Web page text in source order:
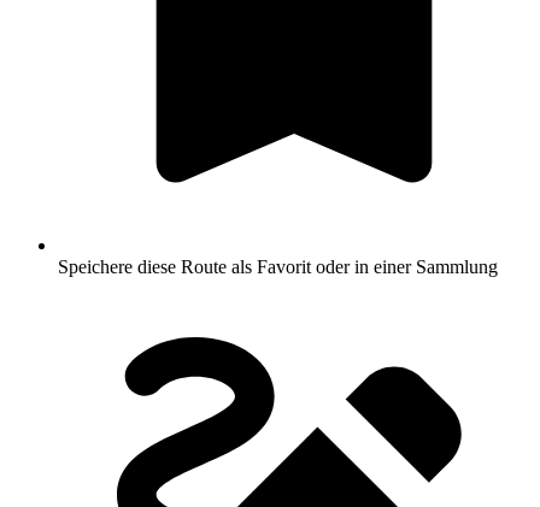
Speichere diese Route als Favorit oder in einer Sammlung